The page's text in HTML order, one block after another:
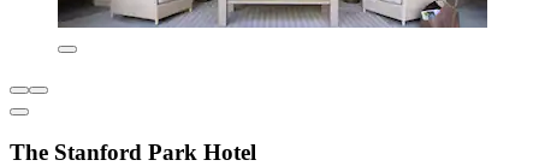
The Stanford Park Hotel